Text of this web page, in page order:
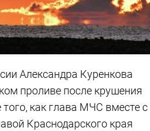
Александра Куренкова
проливе после крушения
как глава МЧС вместе с
Краснодарского края